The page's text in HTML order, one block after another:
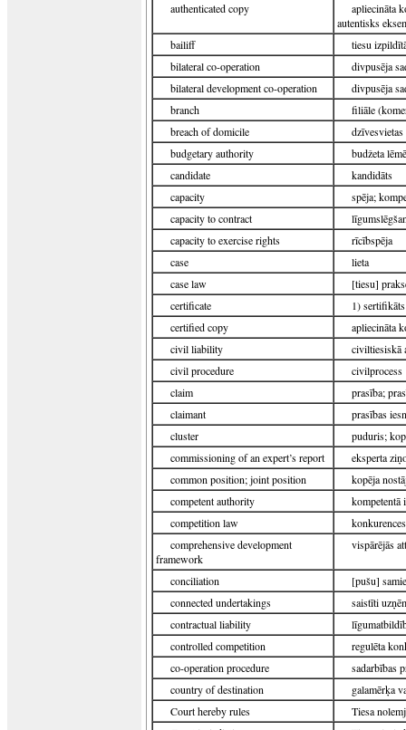
authenticated copy
apliecināta
autentisks
bailiff
tiesu
bilateral co-operation
divpusēja
bilateral development co-operation
divpusēja
branch
filiāle
breach of domicile
budgetary authority
budžeta
candidate
kandidāts
capacity
spēja;
capacity to contract
capacity to exercise rights
rīcībspēja
case
lieta
case law
[tiesu]
certificate
1)
certified copy
apliecināta
civil liability
civiltiesiskā
civil procedure
civilprocess
claim
prasība;
claimant
prasības
cluster
puduris;
commissioning of an expert’s report
eksperta
common position; joint position
kopēja
competent authority
kompetentā
competition law
comprehensive development
framework
vispārējās
conciliation
[pušu]
connected undertakings
saistīti
contractual liability
controlled competition
regulēta
co-operation procedure
sadarbības
country of destination
galamērķa
Court hereby rules
Tiesa nolemj